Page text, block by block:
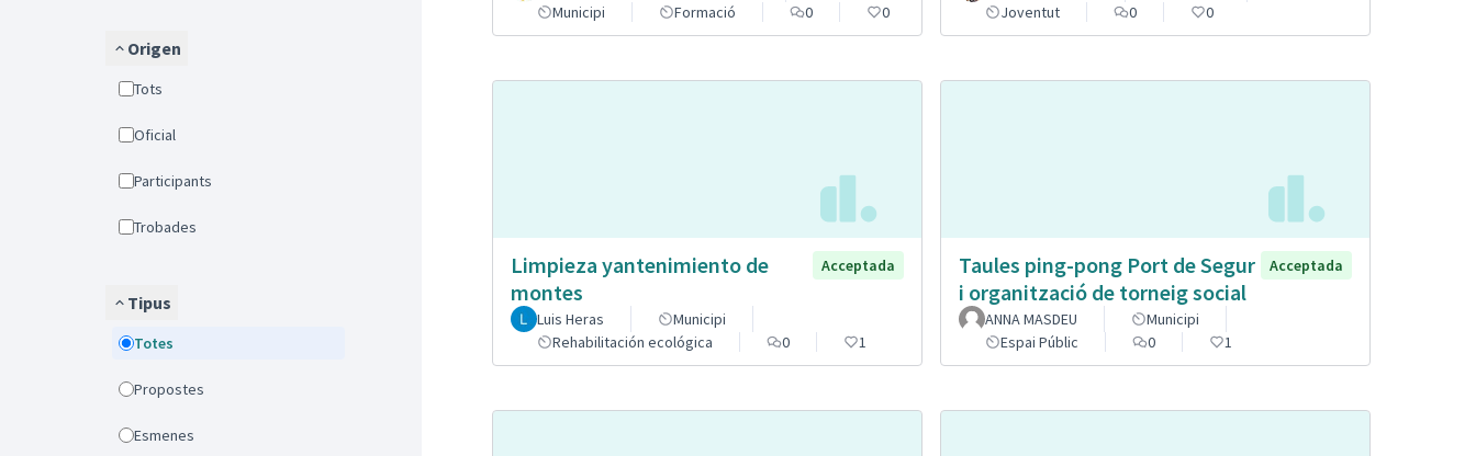
Origen
Tots
Oficial
Participants
Trobades
Tipus
Totes
Propostes
Esmenes
Municipi
Formació 0 0
Joventut
0 0
Limpieza yantenimiento de
montes
Acceptada
Luis Heras
Municipi
Rehabilitación ecológica
0 1
Taules ping-pong Port de Segur
i organització de torneig social
Acceptada
ANNA MASDEU
Municipi
Espai Públic
0 1